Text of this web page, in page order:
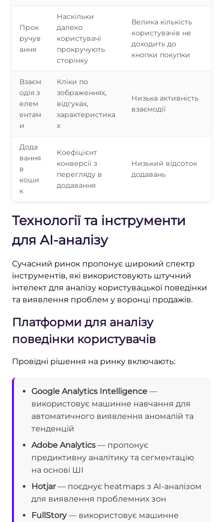
Прок
ручув
ання
Наскільки
далеко
користувачі
прокручують
сторінку
Велика кількість
користувачів не
доходить до
кнопки покупки
Взаєм
одія з
елем
ентам
и
Кліки по
зображеннях,
відгуках,
характеристика
х
Низька активність
взаємодії
Дода
вання
в
коши
к
Коефіцієнт
конверсії з
перегляду в
додавання
Низький відсоток
додавань
Технології та інструменти
для AI-аналізу
Сучасний ринок пропонує широкий спектр
інструментів, які використовують штучний
інтелект для аналізу користувацької поведінки
та виявлення проблем у воронці продажів.
Платформи для аналізу
поведінки користувачів
Провідні рішення на ринку включають:
Google Analytics Intelligence —
використовує машинне навчання для
автоматичного виявлення аномалій та
тенденцій
Adobe Analytics — пропонує
предиктивну аналітику та сегментацію
на основі ШІ
Hotjar— поєднує heatmaps з AI-аналізом
для виявлення проблемних зон
FullStory— використовує машинне